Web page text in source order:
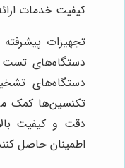
کیفیت خدمات
تجهیزات پیشرفته
دستگاه‌های تست
دستگاه‌های
تکنسین‌ها کمک
دقت و کیفیت
اطمینان حاصل